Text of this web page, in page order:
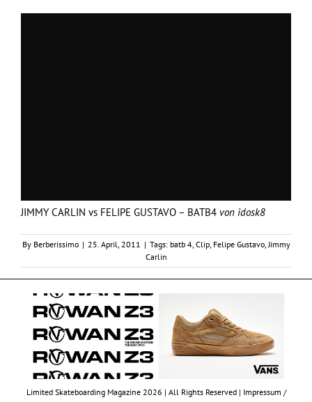
JIMMY CARLIN vs FELIPE GUSTAVO – BATB4 von idosk8
By Berberissimo | 25. April, 2011 | Tags: batb 4, Clip, Felipe Gustavo, Jimmy
Carlin
Limited Skateboarding Magazine 2026 | All Rights Reserved | Impressum /